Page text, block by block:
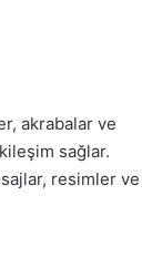
akrabalar ve
sağlar.
resimler ve